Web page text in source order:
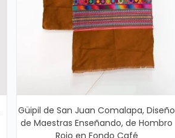
Güipil de San Juan Comalapa, Diseño
de Maestras Enseñando, de Hombro